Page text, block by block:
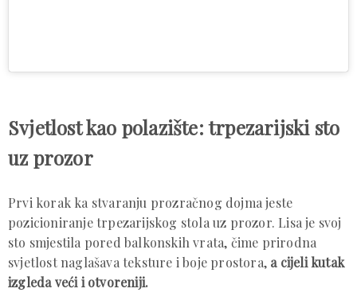
Svjetlost kao polazište: trpezarijski sto
uz prozor
Prvi korak ka stvaranju prozračnog dojma jeste
pozicioniranje trpezarijskog stola uz prozor. Lisa je svoj
sto smjestila pored balkonskih vrata, čime prirodna
svjetlost naglašava teksture i boje prostora, a cijeli kutak
izgleda veći i otvoreniji.